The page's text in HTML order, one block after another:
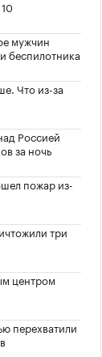
мужчин
беспилотника
Что из-за
Россией
за ночь
пожар из-
три
центром
перехватили